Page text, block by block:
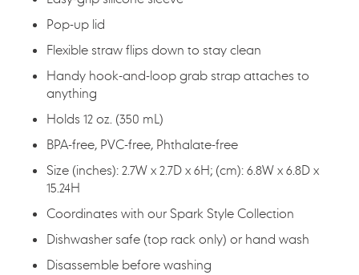
車
Pop-up lid
Flexible straw flips down to stay clean
Handy hook-and-loop grab strap attaches to
anything
Holds 12 oz. (350 mL)
BPA-free, PVC-free, Phthalate-free
Size (inches): 2.7W x 2.7D x 6H; (cm): 6.8W x 6.8D x
15.24H
Coordinates with our Spark Style Collection
Dishwasher safe (top rack only) or hand wash
Disassemble before washing